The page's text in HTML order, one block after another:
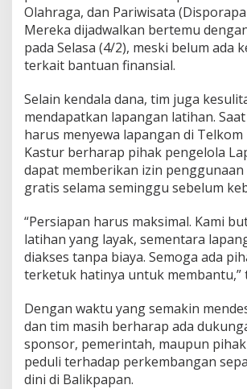
Olahraga, dan Pariwisata
Mereka dijadwalkan bertemu
pada Selasa (4/2), meski belum ada
terkait bantuan finansial.
Selain kendala dana, tim juga
mendapatkan lapangan latihan.
harus menyewa lapangan di
Kastur berharap pihak pengelola
dapat memberikan izin penggunaan
gratis selama seminggu sebelum
“Persiapan harus maksimal. Kami
latihan yang layak, sementara
diakses tanpa biaya. Semoga ada
terketuk hatinya untuk membantu,”
Dengan waktu yang semakin
dan tim masih berharap ada
sponsor, pemerintah, maupun
peduli terhadap perkembangan
dini di Balikpapan.